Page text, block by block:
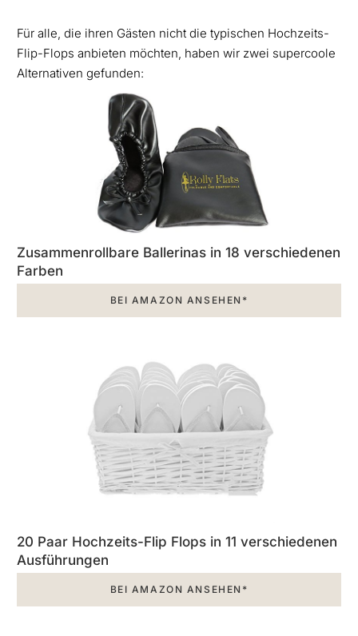
Für alle, die ihren Gästen nicht die typischen Hochzeits-
Flip-Flops anbieten möchten, haben wir zwei supercoole
Alternativen gefunden:
Zusammenrollbare Ballerinas in 18 verschiedenen
Farben
BEI AMAZON ANSEHEN*
20 Paar Hochzeits-Flip Flops in 11 verschiedenen
Ausführungen
BEI AMAZON ANSEHEN*